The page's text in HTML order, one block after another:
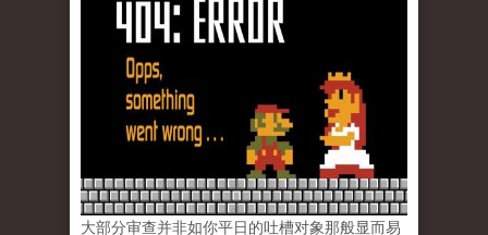
大部分审查并非如你平日的吐槽对象那般显而易